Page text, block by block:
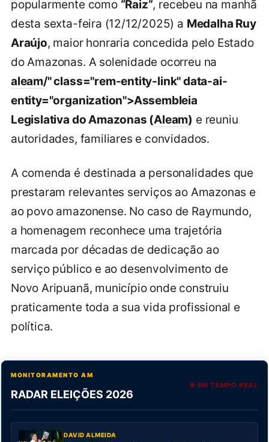
popularmente como “Raiz”, recebeu na manhã
desta sexta-feira (12/12/2025) a Medalha Ruy
Araújo, maior honraria concedida pelo Estado
do Amazonas. A solenidade ocorreu na
aleam/" class="rem-entity-link" data-ai-
entity="organization">Assembleia
Legislativa do Amazonas (Aleam) e reuniu
autoridades, familiares e convidados.
A comenda é destinada a personalidades que
prestaram relevantes serviços ao Amazonas e
ao povo amazonense. No caso de Raymundo,
a homenagem reconhece uma trajetória
marcada por décadas de dedicação ao
serviço público e ao desenvolvimento de
Novo Aripuanã, município onde construiu
praticamente toda a sua vida profissional e
política.
MONITORAMENTO AM
RADAR ELEIÇÕES 2026
● EM TEMPO REAL
DAVID ALMEIDA